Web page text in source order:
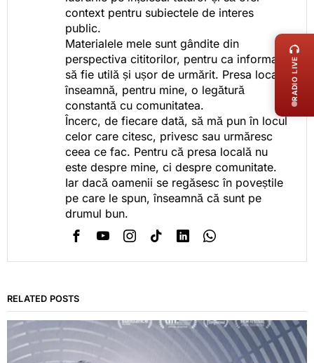
context pentru subiectele de interes
public.
Materialele mele sunt gândite din
perspectiva cititorilor, pentru ca informația
să fie utilă și ușor de urmărit. Presa locală
înseamnă, pentru mine, o legătură
constantă cu comunitatea.
Încerc, de fiecare dată, să mă pun în locul
celor care citesc, privesc sau urmăresc
ceea ce fac. Pentru că presa locală nu
este despre mine, ci despre comunitate.
Iar dacă oamenii se regăsesc în poveștile
pe care le spun, înseamnă că sunt pe
drumul bun.
RELATED POSTS
RADIO LIVE